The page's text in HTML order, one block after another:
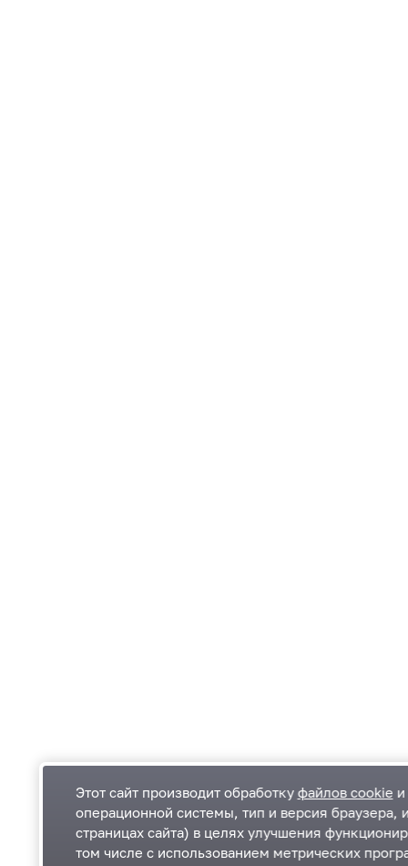
Одинцовский городской округ Московской
области
Этот сайт производит обработку файлов cookie
операционной системы, тип и версия браузера,
страницах сайта) в целях улучшения
том числе с использованием метрических